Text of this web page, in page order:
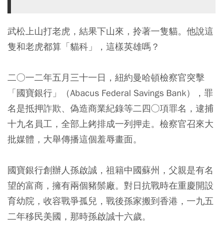
武松上山打老虎，結果下山來，拎著一隻貓。他說這
隻和老虎都算「貓科」，這樣英雄嗎？
二○一二年五月三十一日，紐約曼哈頓檢察官突擊
「國寶銀行」（Abacus Federal Savings Bank），罪
名是抵押詐欺、偽造商業紀錄等二四○項罪名，逮捕
十九名員工，全部上銬排成一列押走。檢察官召來大
批媒體，大舉傳播這個羞辱畫面。
國寶銀行創辦人孫啟誠，祖籍中國蘇州，父親是有名
望的富商，擁有兩個豬鬃廠。對日抗戰時在重慶開設
育幼院，收容戰爭孤兒，戰後孫家搬到香港，一九五
二年移民美國，那時孫啟誠十六歲。